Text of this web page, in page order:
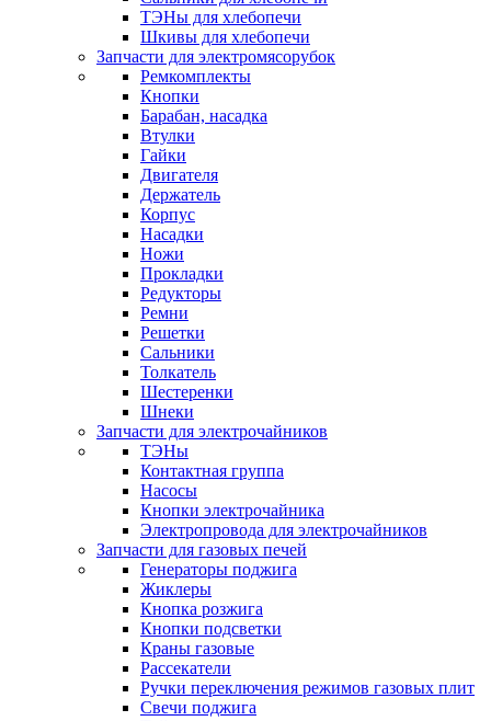
ТЭНы для хлебопечи
Шкивы для хлебопечи
Запчасти для электромясорубок
Ремкомплекты
Кнопки
Барабан, насадка
Втулки
Гайки
Двигателя
Держатель
Корпус
Насадки
Ножи
Прокладки
Редукторы
Ремни
Решетки
Сальники
Толкатель
Шестеренки
Шнеки
Запчасти для электрочайников
ТЭНы
Контактная группа
Насосы
Кнопки электрочайника
Электропровода для электрочайников
Запчасти для газовых печей
Генераторы поджига
Жиклеры
Кнопка розжига
Кнопки подсветки
Краны газовые
Рассекатели
Ручки переключения режимов газовых плит
Свечи поджига